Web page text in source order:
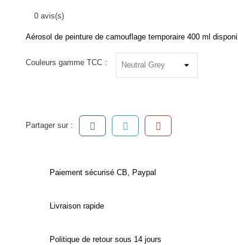
0 avis(s)
Aérosol de peinture de camouflage temporaire 400 ml
Couleurs gamme TCC :
Partager sur :
Paiement sécurisé CB, Paypal
Livraison rapide
Politique de retour sous 14 jours